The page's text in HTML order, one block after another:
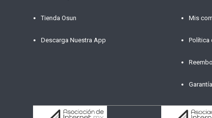
Tienda Osun
Descarga Nuestra App
Mis
Política